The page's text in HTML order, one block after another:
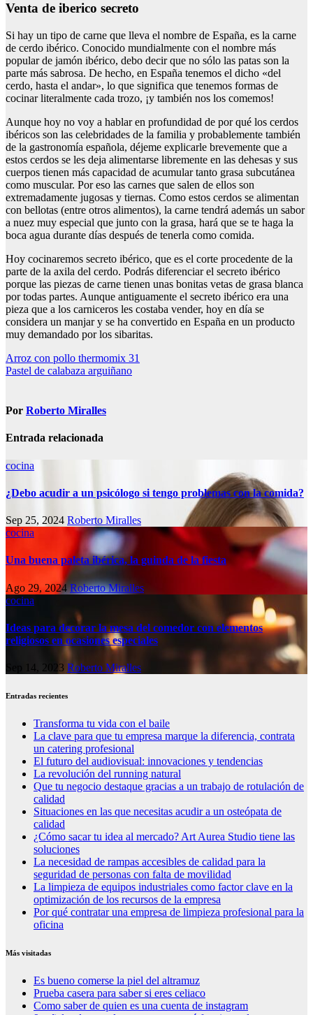
Venta de iberico secreto
Si hay un tipo de carne que lleva el nombre de España, es la carne
de cerdo ibérico. Conocido mundialmente con el nombre más
popular de jamón ibérico, debo decir que no sólo las patas son la
parte más sabrosa. De hecho, en España tenemos el dicho «del
cerdo, hasta el andar», lo que significa que tenemos formas de
cocinar literalmente cada trozo, ¡y también nos los comemos!
Aunque hoy no voy a hablar en profundidad de por qué los cerdos
ibéricos son las celebridades de la familia y probablemente también
de la gastronomía española, déjeme explicarle brevemente que a
estos cerdos se les deja alimentarse libremente en las dehesas y sus
cuerpos tienen más capacidad de acumular tanto grasa subcutánea
como muscular. Por eso las carnes que salen de ellos son
extremadamente jugosas y tiernas. Como estos cerdos se alimentan
con bellotas (entre otros alimentos), la carne tendrá además un sabor
a nuez muy especial que junto con la grasa, hará que se te haga la
boca agua durante días después de tenerla como comida.
Hoy cocinaremos secreto ibérico, que es el corte procedente de la
parte de la axila del cerdo. Podrás diferenciar el secreto ibérico
porque las piezas de carne tienen unas bonitas vetas de grasa blanca
por todas partes. Aunque antiguamente el secreto ibérico era una
pieza que a los carniceros les costaba vender, hoy en día se
considera un manjar y se ha convertido en España en un producto
muy demandado por los sibaritas.
Navegación
de
Arroz con pollo thermomix 31
Pastel de calabaza arguiñano
Por Roberto Miralles
Entrada relacionada
cocina
¿Debo acudir a un psicólogo si tengo problemas con la comida?
Sep 25, 2024 Roberto Miralles
cocina
Una buena paleta ibérica, la guinda de la fiesta
Ago 29, 2024Roberto Miralles
cocina
Ideas para decorar la mesa del comedor con elementos
religiosos en ocasiones especiales
Sep 14, 2023 Roberto Miralles
Entradas recientes
Transforma tu vida con el baile
La clave para que tu empresa marque la diferencia, contrata
un catering profesional
El futuro del audiovisual: innovaciones y tendencias
La revolución del running natural
Que tu negocio destaque gracias a un trabajo de rotulación de
calidad
Situaciones en las que necesitas acudir a un osteópata de
calidad
¿Cómo sacar tu idea al mercado? Art Aurea Studio tiene las
soluciones
La necesidad de rampas accesibles de calidad para la
seguridad de personas con falta de movilidad
La limpieza de equipos industriales como factor clave en la
optimización de los recursos de la empresa
Por qué contratar una empresa de limpieza profesional para la
oficina
Más visitadas
Es bueno comerse la piel del altramuz
Prueba casera para saber si eres celiaco
Como saber de quien es una cuenta de instagram